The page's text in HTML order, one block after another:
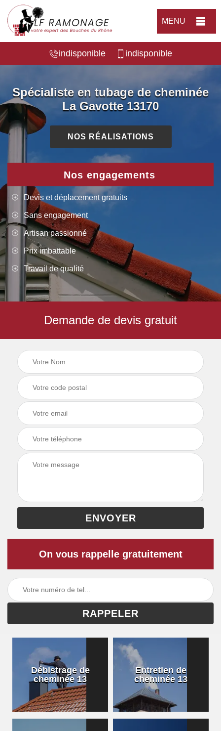
MENU
indisponible indisponible
Spécialiste en tubage de cheminée
La Gavotte 13170
NOS RÉALISATIONS
Nos engagements
Devis et déplacement gratuits
Sans engagement
Artisan passionné
Prix imbattable
Travail de qualité
Demande de devis gratuit
On vous rappelle gratuitement
Débistrage de
cheminée 13
Entretien de
cheminée 13